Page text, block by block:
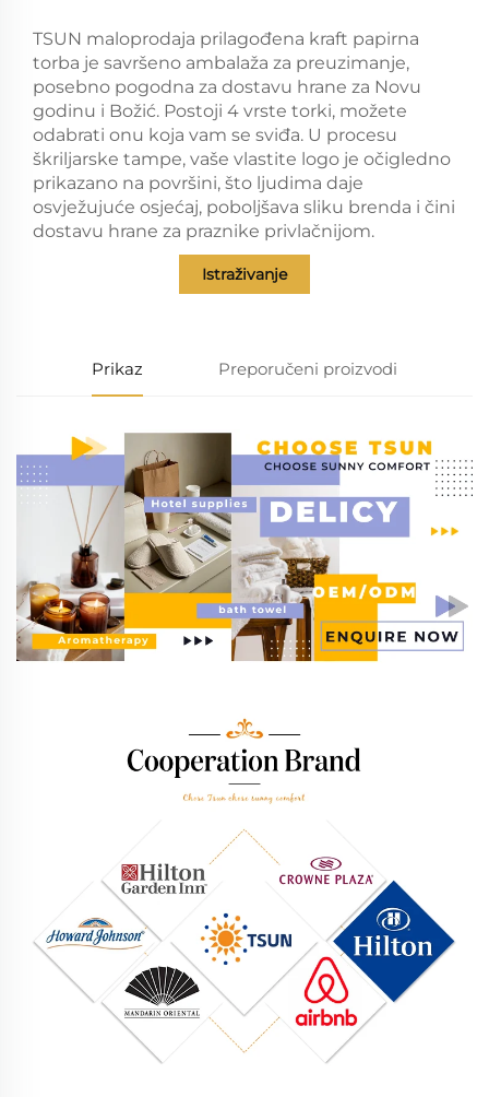
TSUN maloprodaja prilagođena kraft papirna
torba je savršeno ambalaža za preuzimanje,
posebno pogodna za dostavu hrane za Novu
godinu i Božić. Postoji 4 vrste torki, možete
odabrati onu koja vam se sviđa. U procesu
škriljarske tampe, vaše vlastite logo je očigledno
prikazano na površini, što ljudima daje
osvježujuće osjećaj, poboljšava sliku brenda i čini
dostavu hrane za praznike privlačnijom.
Istraživanje
Prikaz Preporučeni proizvodi